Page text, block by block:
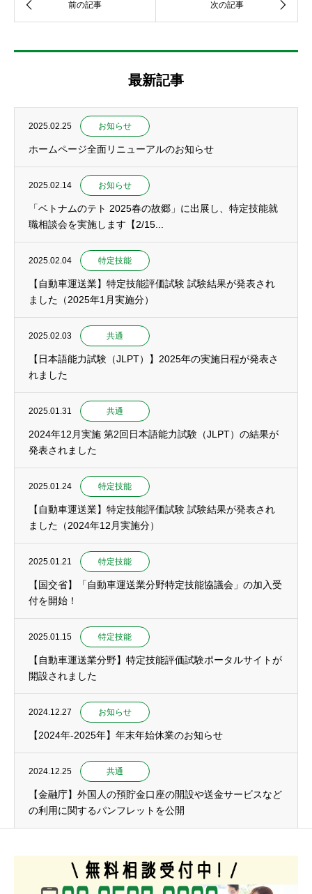
最新記事
2025.02.25 お知らせ
ホームページ全面リニューアルのお知らせ
2025.02.14 お知らせ
「ベトナムのテト 2025春の故郷」に出展し、特定技能就
職相談会を実施します【2/15...
2025.02.04 特定技能
【自動車運送業】特定技能評価試験 試験結果が発表され
ました（2025年1月実施分）
2025.02.03 共通
【日本語能力試験（JLPT）】2025年の実施日程が発表さ
れました
2025.01.31 共通
2024年12月実施 第2回日本語能力試験（JLPT）の結果が
発表されました
2025.01.24 特定技能
【自動車運送業】特定技能評価試験 試験結果が発表され
ました（2024年12月実施分）
2025.01.21 特定技能
【国交省】「自動車運送業分野特定技能協議会」の加入受
付を開始！
2025.01.15 特定技能
【自動車運送業分野】特定技能評価試験ポータルサイトが
開設されました
2024.12.27 お知らせ
【2024年-2025年】年末年始休業のお知らせ
2024.12.25 共通
【金融庁】外国人の預貯金口座の開設や送金サービスなど
の利用に関するパンフレットを公開